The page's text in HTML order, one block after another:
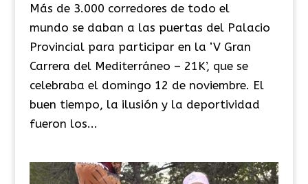
Más de 3.000 corredores de todo el
mundo se daban a las puertas del Palacio
Provincial para participar en la ‘V Gran
Carrera del Mediterráneo – 21K’, que se
celebraba el domingo 12 de noviembre. El
buen tiempo, la ilusión y la deportividad
fueron los...